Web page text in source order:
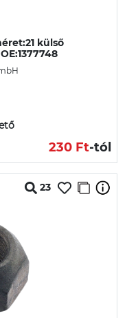
külső
230 Ft-tól
23